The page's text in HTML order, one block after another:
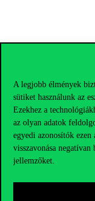
A legjobb élmények
sütiket használunk az
Ezekhez a
az olyan adatok
egyedi azonosítók ezen
visszavonása
jellemzőket.